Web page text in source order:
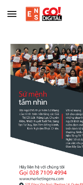
Skip to main content